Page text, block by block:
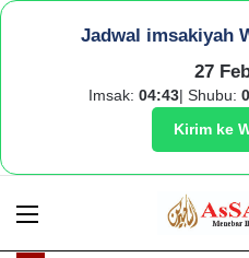
Jadwal imsakiyah
27
Imsak: 04:43| Shubu:
Kirim ke
Menu